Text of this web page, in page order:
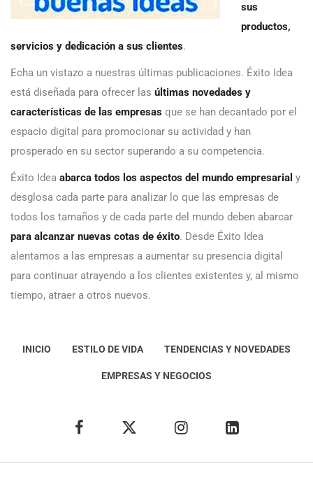
sus
productos,
servicios y dedicación a sus clientes.
Echa un vistazo a nuestras últimas publicaciones. Éxito Idea
está diseñada para ofrecer las últimas novedades y
características de las empresas que se han decantado por el
espacio digital para promocionar su actividad y han
prosperado en su sector superando a su competencia.
Éxito Idea abarca todos los aspectos del mundo empresarial y
desglosa cada parte para analizar lo que las empresas de
todos los tamaños y de cada parte del mundo deben abarcar
para alcanzar nuevas cotas de éxito. Desde Éxito Idea
alentamos a las empresas a aumentar su presencia digital
para continuar atrayendo a los clientes existentes y, al mismo
tiempo, atraer a otros nuevos.
INICIO ESTILO DE VIDA TENDENCIAS Y NOVEDADES
EMPRESAS Y NEGOCIOS